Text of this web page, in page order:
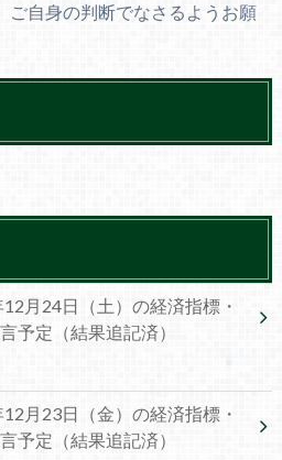
ご自身の判断でなさるようお願
月24日（土）の経済指標・
予定（結果追記済）
月23日（金）の経済指標・
予定（結果追記済）